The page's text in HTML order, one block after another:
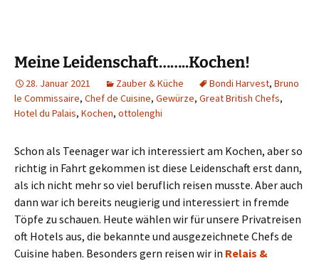
Meine Leidenschaft……..Kochen!
28. Januar 2021 Zauber & Küche Bondi Harvest, Bruno
le Commissaire, Chef de Cuisine, Gewürze, Great British Chefs,
Hotel du Palais, Kochen, ottolenghi
Schon als Teenager war ich interessiert am Kochen, aber so
richtig in Fahrt gekommen ist diese Leidenschaft erst dann,
als ich nicht mehr so viel beruflich reisen musste. Aber auch
dann war ich bereits neugierig und interessiert in fremde
Töpfe zu schauen. Heute wählen wir für unsere Privatreisen
oft Hotels aus, die bekannte und ausgezeichnete Chefs de
Cuisine haben. Besonders gern reisen wir in Relais &